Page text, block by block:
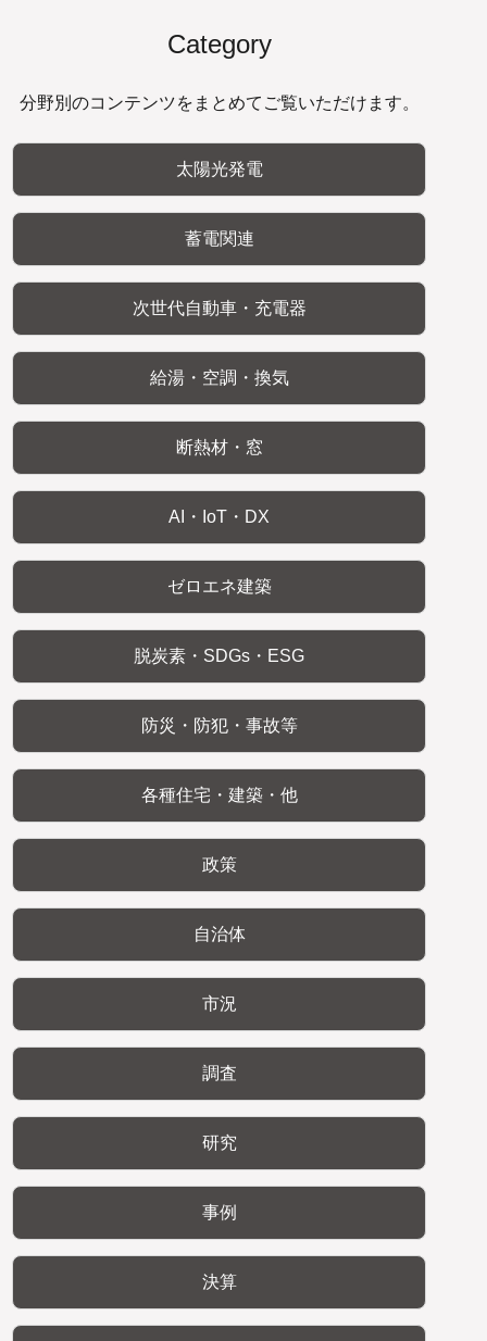
Category
分野別のコンテンツをまとめてご覧いただけます。
太陽光発電
蓄電関連
次世代自動車・充電器
給湯・空調・換気
断熱材・窓
AI・IoT・DX
ゼロエネ建築
脱炭素・SDGs・ESG
防災・防犯・事故等
各種住宅・建築・他
政策
自治体
市況
調査
研究
事例
決算